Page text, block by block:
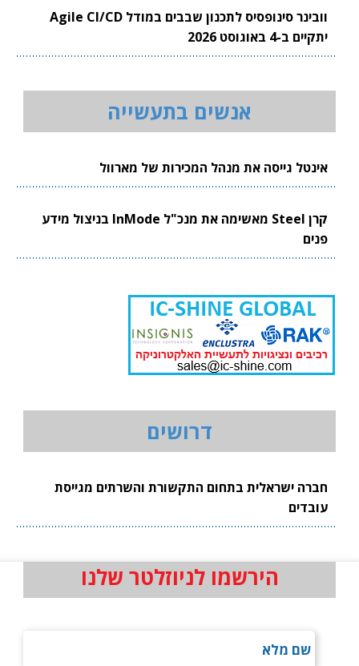
וובינר סינופסיס לתכנון שבבים במודל Agile CI/CD
יתקיים ב-4 באוגוסט 2026
אנשים בתעשייה
אינטל גייסה את מנהל המכירות של מארוול
קרן Steel מאשימה את מנכ"ל InMode בניצול מידע
פנים
דרושים
חברה ישראלית בתחום התקשורת והשרתים מגייסת
עובדים
הירשמו לניוזלטר שלנו